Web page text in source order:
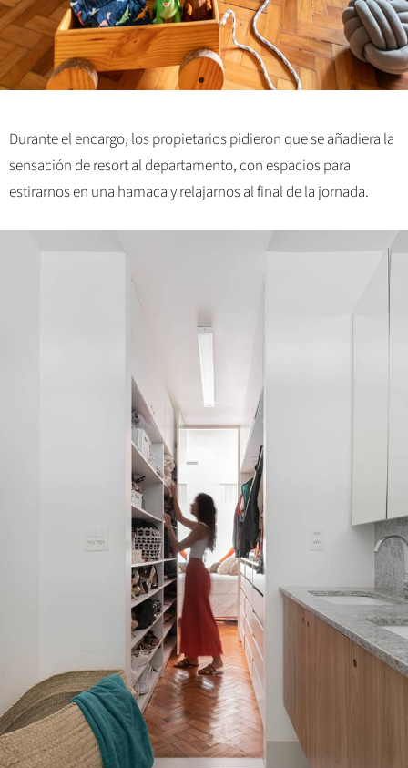
Durante el encargo, los propietarios pidieron que se añadiera la
sensación de resort al departamento, con espacios para
estirarnos en una hamaca y relajarnos al final de la jornada.